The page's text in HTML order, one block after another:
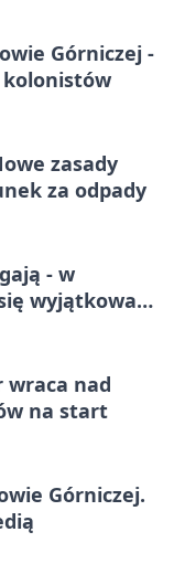
Górniczej -
zasady
za odpady
- w
wyjątkowa
wraca nad
na start
Górniczej.